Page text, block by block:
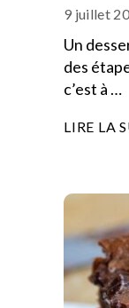
9 juillet
Un
des
c’est à …
LIRE LA